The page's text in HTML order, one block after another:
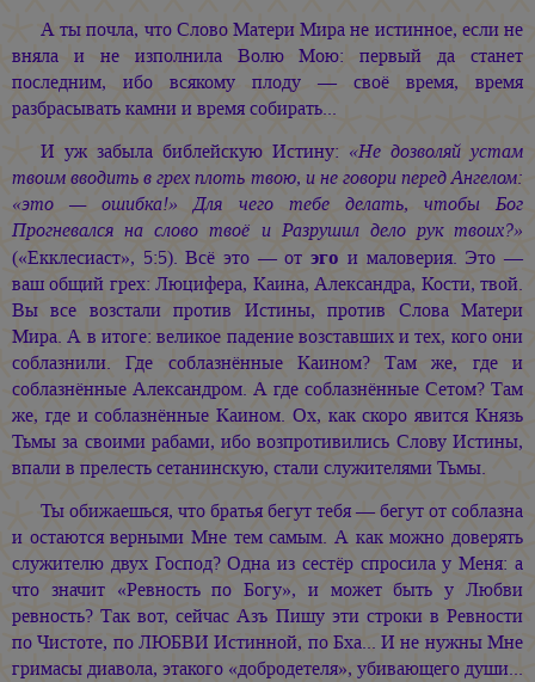
А ты почла, что Слово Матери Мира не истинное, если не
вняла и не изполнила Волю Мою: первый да станет
последним, ибо всякому плоду — своё время, время
разбрасывать камни и время собирать...
И уж забыла библейскую Истину: «Не дозволяй устам
твоим вводить в грех плоть твою, и не говори перед Ангелом:
«это — ошибка!» Для чего тебе делать, чтобы Бог
Прогневался на слово твоё и Разрушил дело рук твоих?»
(«Екклесиаст», 5:5). Всё это — отэго и маловерия. Это —
ваш общий грех: Люцифера, Каина, Александра, Кости, твой.
Вы все возстали против Истины, против Слова Матери
Мира. А в итоге: великое падение возставших и тех, кого они
соблазнили. Где соблазнённые Каином? Там же, где и
соблазнённые Александром. А где соблазнённые Сетом? Там
же, где и соблазнённые Каином. Ох, как скоро явится Князь
Тьмы за своими рабами, ибо возпротивились Слову Истины,
впали в прелесть сетанинскую, стали служителями Тьмы.
Ты обижаешься, что братья бегут тебя — бегут от соблазна
и остаются верными Мне тем самым. А как можно доверять
служителю двух Господ? Одна из сестёр спросила у Меня: а
что значит «Ревность по Богу», и может быть у Любви
ревность? Так вот, сейчас Азъ Пишу эти строки в Ревности
по Чистоте, по ЛЮБВИ Истинной, по Бха... И не нужны Мне
гримасы диавола, этакого «добродетеля», убивающего души...